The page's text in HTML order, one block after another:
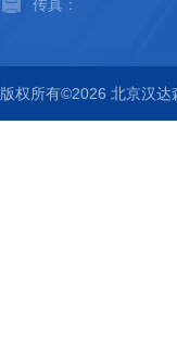
传真：
版权所有©2026 北京汉